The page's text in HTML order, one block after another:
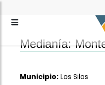
Medianía:
Municipio: Los Silos